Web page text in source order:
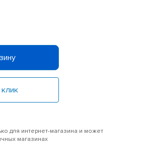
клик
для интернет-магазина и может
магазинах